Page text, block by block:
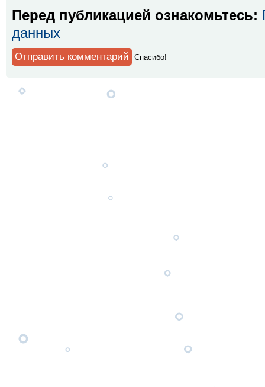
Перед публикацией ознакомьтесь:
данных
Спaсибо!